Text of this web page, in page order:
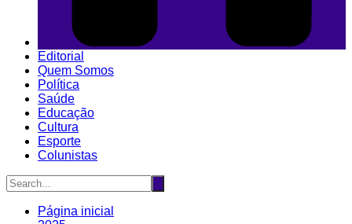
Editorial
Quem Somos
Política
Saúde
Educação
Cultura
Esporte
Colunistas
Página inicial